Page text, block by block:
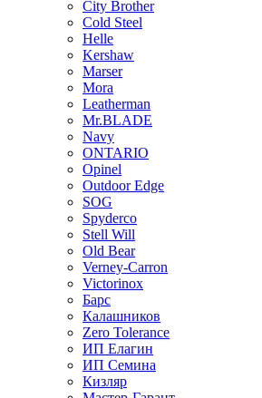
City Brother
Cold Steel
Helle
Kershaw
Marser
Mora
Leatherman
Mr.BLADE
Navy
ONTARIO
Opinel
Outdoor Edge
SOG
Spyderco
Stell Will
Old Bear
Verney-Carron
Victorinox
Барс
Калашников
Zero Tolerance
ИП Елагин
ИП Семина
Кизляр